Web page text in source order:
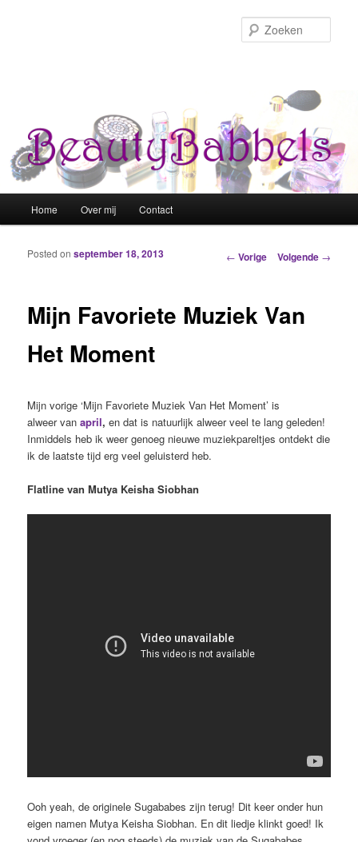
Spring naar de primaire inhoud
Spring naar de secundaire inhoud
Home Over mij Contact
Berichtnavigatie
← Vorige Volgende →
Mijn Favoriete Muziek Van
Het Moment
Posted onseptember 18, 2013
Mijn vorige ‘Mijn Favoriete Muziek Van Het Moment’ is
alweer vanapril, en dat is natuurlijk alweer veel te lang geleden!
Inmiddels heb ik weer genoeg nieuwe muziekpareltjes ontdekt die
ik de laatste tijd erg veel geluisterd heb.
Flatline van Mutya Keisha Siobhan
Ooh yeah, de originele Sugababes zijn terug! Dit keer onder hun
eigen namen Mutya Keisha Siobhan. En dit liedje klinkt goed! Ik